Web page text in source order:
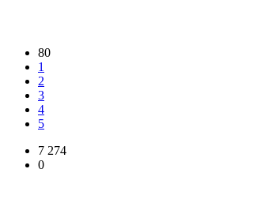
80
1
2
3
4
5
7 274
0